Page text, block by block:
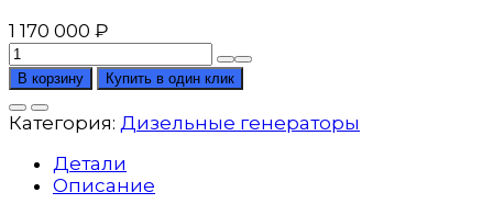
1 170 000 ₽
Количество
товара
Дизельный
генератор
АД-120С-
Т400
В корзину Купить в один клик
Категория: Дизельные генераторы
Детали
Описание